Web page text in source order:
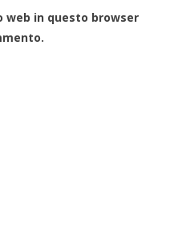
web in questo browser